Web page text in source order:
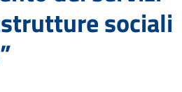
sociali